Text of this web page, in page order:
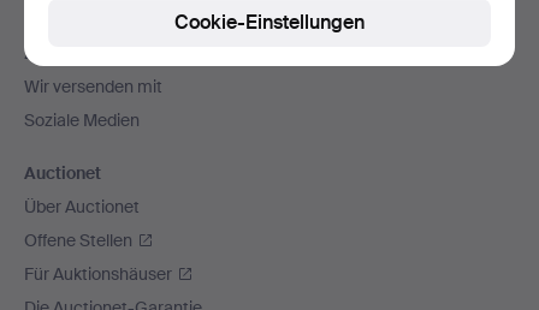
Zahlungsweisen
Wir versenden mit
Soziale Medien
Auctionet
Über Auctionet
Offene Stellen
Für Auktionshäuser
Cookie-Einstellungen